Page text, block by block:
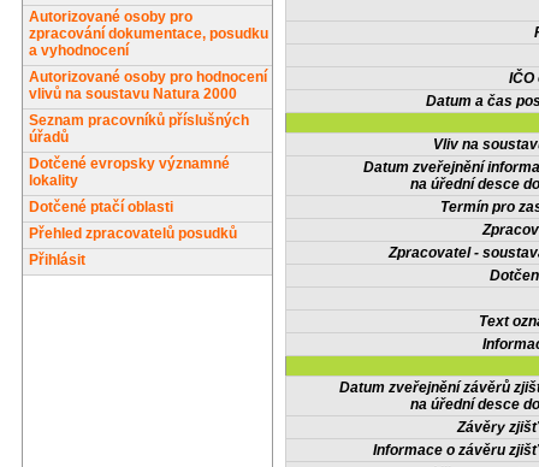
Autorizované osoby pro
zpracování dokumentace, posudku
a vyhodnocení
Autorizované osoby pro hodnocení
vlivů na soustavu Natura 2000
Seznam pracovníků příslušných
úřadů
Dotčené evropsky významné
lokality
Dotčené ptačí oblasti
Přehled zpracovatelů posudků
Přihlásit
IČO
Datum a čas
Vliv na
Datum zveřejnění
na úřední desce
Termín pro
Zpracovatel -
Text
Datum zveřejnění závěrů
na úřední desce
Závěry
Informace o závěru